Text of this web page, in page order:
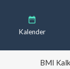
Kalender
BMI